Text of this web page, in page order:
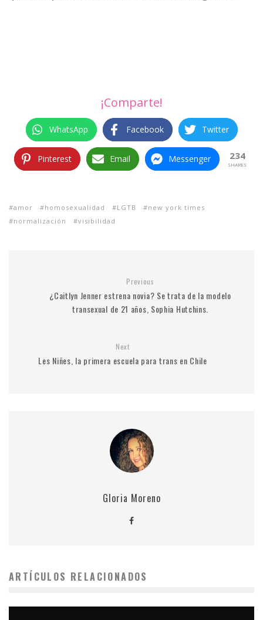
¡Comparte!
WhatsApp Facebook Twitter
Pinterest Email Messenger 234
SHARES
amor homosexualidad LGTB
new york times
normalización
visibilidad
Previous
¿Caitlyn Jenner estrena novia? Se trata de la modelo
transexual de 21 años, Sophia Hutchins.
Next
Les Niñes, la primera escuela para trans en Chile
Gloria Moreno
ARTÍCULOS RELACIONADOS